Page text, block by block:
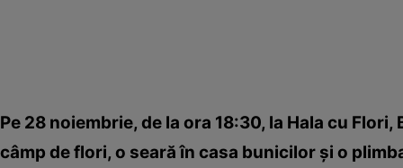
Pe 28 noiembrie, de la ora 18:30, la Hala cu
câmp de flori, o seară în casa bunicilor şi o